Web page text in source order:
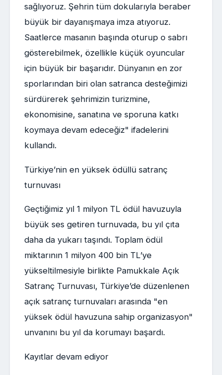
sağlıyoruz. Şehrin tüm dokularıyla beraber
büyük bir dayanışmaya imza atıyoruz.
Saatlerce masanın başında oturup o sabrı
gösterebilmek, özellikle küçük oyuncular
için büyük bir başarıdır. Dünyanın en zor
sporlarından biri olan satranca desteğimizi
sürdürerek şehrimizin turizmine,
ekonomisine, sanatına ve sporuna katkı
koymaya devam edeceğiz" ifadelerini
kullandı.
Türkiye’nin en yüksek ödüllü satranç
turnuvası
Geçtiğimiz yıl 1 milyon TL ödül havuzuyla
büyük ses getiren turnuvada, bu yıl çıta
daha da yukarı taşındı. Toplam ödül
miktarının 1 milyon 400 bin TL’ye
yükseltilmesiyle birlikte Pamukkale Açık
Satranç Turnuvası, Türkiye’de düzenlenen
açık satranç turnuvaları arasında "en
yüksek ödül havuzuna sahip organizasyon"
unvanını bu yıl da korumayı başardı.
Kayıtlar devam ediyor